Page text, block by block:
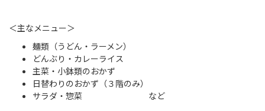
＜主なメニュー＞
麺類（うどん・ラーメン）
どんぶり・カレーライス
主菜・小鉢類のおかず
日替わりのおかず（３階のみ）
サラダ・惣菜 など